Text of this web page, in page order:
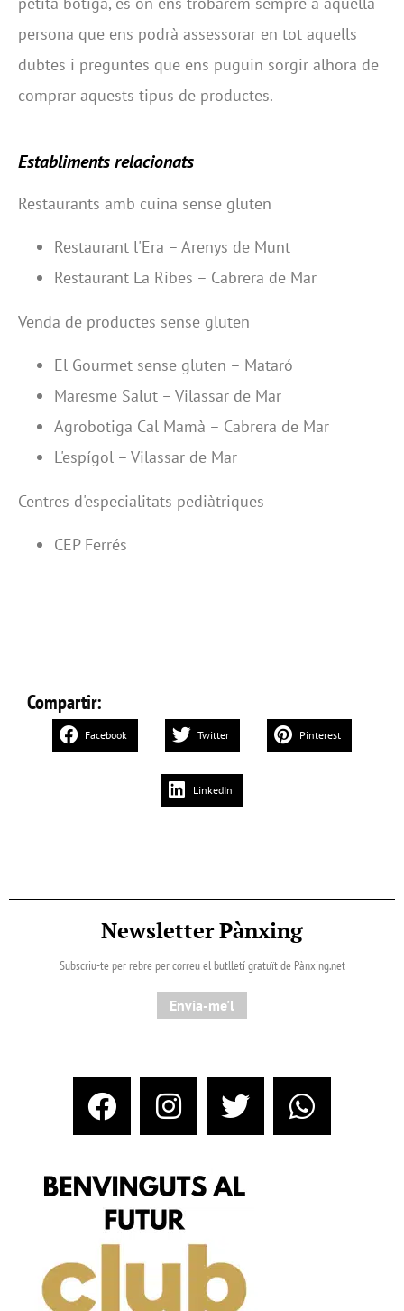
persona que ens podrà assessorar en tot aquells
dubtes i preguntes que ens puguin sorgir alhora de
comprar aquests tipus de productes.
Establiments relacionats
Restaurants amb cuina sense gluten
Restaurant l'Era – Arenys de Munt
Restaurant La Ribes – Cabrera de Mar
Venda de productes sense gluten
El Gourmet sense gluten – Mataró
Maresme Salut – Vilassar de Mar
Agrobotiga Cal Mamà – Cabrera de Mar
L'espígol – Vilassar de Mar
Centres d'especialitats pediàtriques
CEP Ferrés
Compartir:
Facebook Twitter Pinterest
LinkedIn
Newsletter Pànxing
Subscriu-te per rebre per correu el butlletí gratuït de Pànxing.net​
Envia-me'l